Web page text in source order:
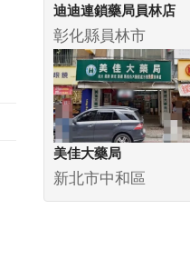
迪迪連鎖藥局員林店
彰化縣員林市
美佳大藥局
新北市中和區